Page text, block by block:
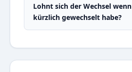
Lohnt sich der Wechsel
kürzlich gewechselt habe?